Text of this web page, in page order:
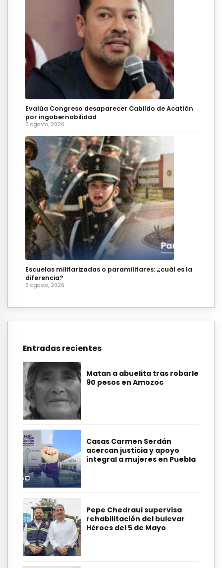
Evalúa Congreso desaparecer Cabildo de Acatlán
por ingobernabilidad
5 agosto, 2026
Escuelas militarizadas o paramilitares: ¿cuál es la
diferencia?
6 agosto, 2026
Entradas recientes
Matan a abuelita tras robarle
90 pesos en Amozoc
Casas Carmen Serdán
acercan justicia y apoyo
integral a mujeres en Puebla
Pepe Chedraui supervisa
rehabilitación del bulevar
Héroes del 5 de Mayo